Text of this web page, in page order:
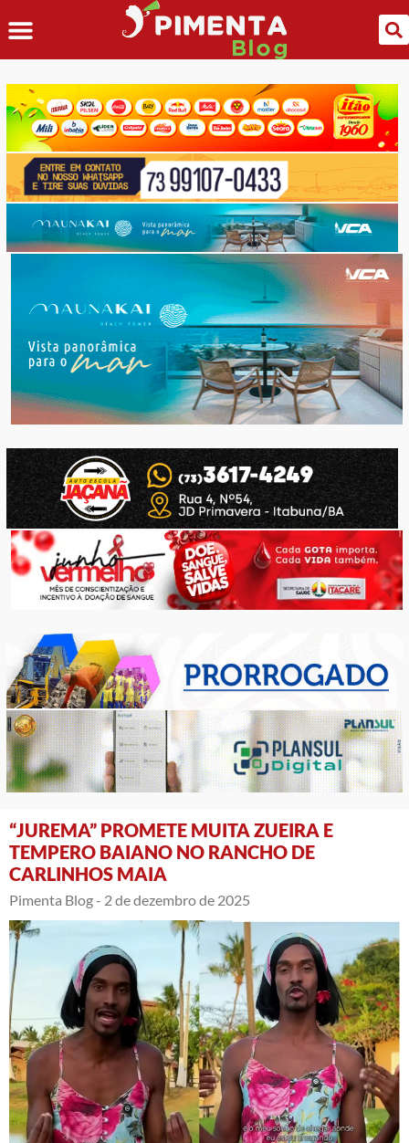
“JUREMA” PROMETE MUITA ZUEIRA E
TEMPERO BAIANO NO RANCHO DE
CARLINHOS MAIA
Pimenta Blog - 2 de dezembro de 2025